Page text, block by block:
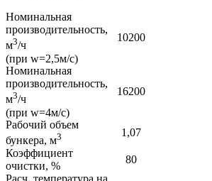
Номинальная
производительность,
м3/ч
(при w=2,5м/с)
10200
Номинальная
производительность,
м3/ч
(при w=4м/с)
16200
Рабочий объем
бункера, м3
1,07
Коэффициент
очистки, %
80